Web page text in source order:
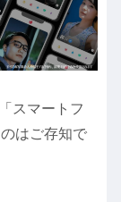
スマートフ
はご存知で